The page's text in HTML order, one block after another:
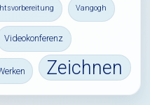
Vangogh
Videokonferenz
Zeichnen